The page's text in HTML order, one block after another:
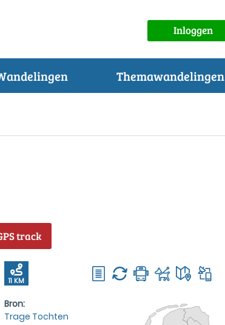
Inloggen
Themawandelingen
track
11 KM
Bron:
Trage Tochten